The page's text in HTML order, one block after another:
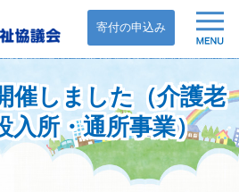
寄付の申込み
催しました（介護老
入所・通所事業）